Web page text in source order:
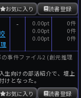
読書登録
お気に入り
-
0.00pt
0.00pt
0.00pt
0件
0件
0件
事件ファイル2 (創元推理
生向けの部活紹介で、壇上
けとなった。
読書登録
お気に入り